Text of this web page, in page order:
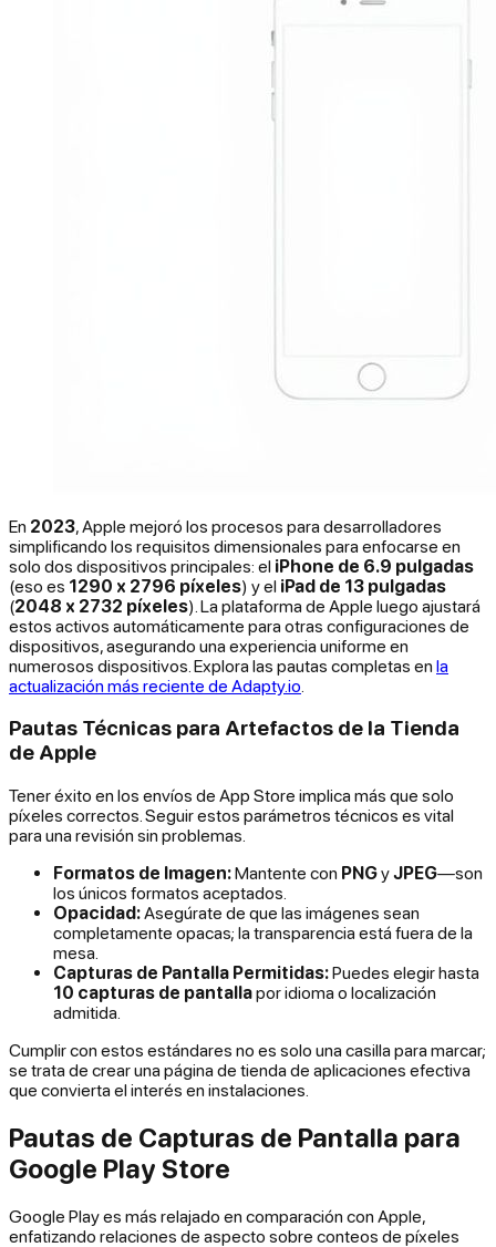
En 2023 , Apple mejoró los procesos para desarrolladores
simplificando los requisitos dimensionales para enfocarse en
solo dos dispositivos principales: el iPhone de 6.9 pulgadas
(eso es 1290 x 2796 píxeles) y el iPad de 13 pulgadas
(2048 x 2732 píxeles). La plataforma de Apple luego ajustará
estos activos automáticamente para otras configuraciones de
dispositivos, asegurando una experiencia uniforme en
numerosos dispositivos. Explora las pautas completas en la
actualización más reciente de Adapty.io
Pautas Técnicas para Artefactos de la Tienda
de Apple
Tener éxito en los envíos de App Store implica más que solo
píxeles correctos. Seguir estos parámetros técnicos es vital
para una revisión sin problemas.
Formatos de Imagen:Mantente con PNGyJPEG—son
los únicos formatos aceptados.
Opacidad:Asegúrate de que las imágenes sean
completamente opacas; la transparencia está fuera de la
mesa.
Capturas de Pantalla Permitidas:Puedes elegir hasta
10 capturas de pantallapor idioma o localización
admitida.
Cumplir con estos estándares no es solo una casilla para marcar;
se trata de crear una página de tienda de aplicaciones efectiva
que convierta el interés en instalaciones.
Pautas de Capturas de Pantalla para
Google Play Store
Google Play es más relajado en comparación con Apple,
enfatizando relaciones de aspecto sobre conteos de píxeles